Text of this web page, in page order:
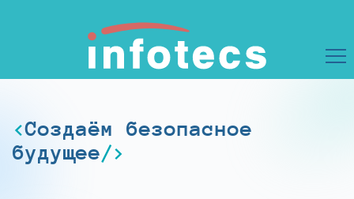
Создаём безопасное
будущее